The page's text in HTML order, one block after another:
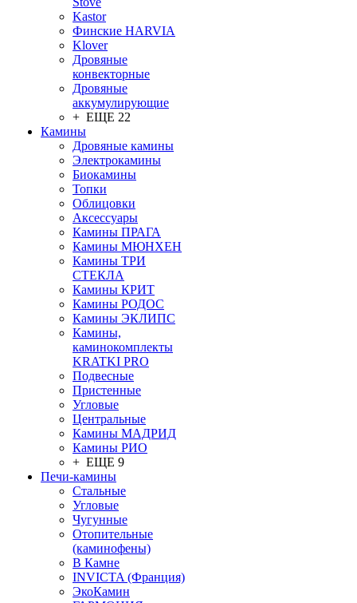
Kastor
Финские HARVIA
Klover
Дровяные
конвекторные
Дровяные
аккумулирующие
+ ЕЩЕ 22
Камины
Дровяные камины
Электрокамины
Биокамины
Топки
Облицовки
Аксессуары
Камины ПРАГА
Камины МЮНХЕН
Камины ТРИ
СТЕКЛА
Камины КРИТ
Камины РОДОС
Камины ЭКЛИПС
Камины,
каминокомплекты
KRATKI PRO
Подвесные
Пристенные
Угловые
Центральные
Камины МАДРИД
Камины РИО
+ ЕЩЕ 9
Печи-камины
Стальные
Угловые
Чугунные
Отопительные
(каминофены)
В Камне
INVICTA (Франция)
ЭкоКамин